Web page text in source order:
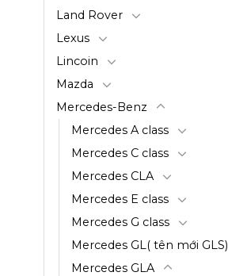
Land Rover
Lexus
Lincoin
Mazda
Mercedes-Benz
Mercedes A class
Mercedes C class
Mercedes CLA
Mercedes E class
Mercedes G class
Mercedes GL( tên mới GLS)
Mercedes GLA